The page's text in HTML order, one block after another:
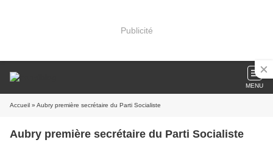
Publicité
MENU
Accueil » Aubry première secrétaire du Parti Socialiste
Aubry première secrétaire du Parti Socialiste